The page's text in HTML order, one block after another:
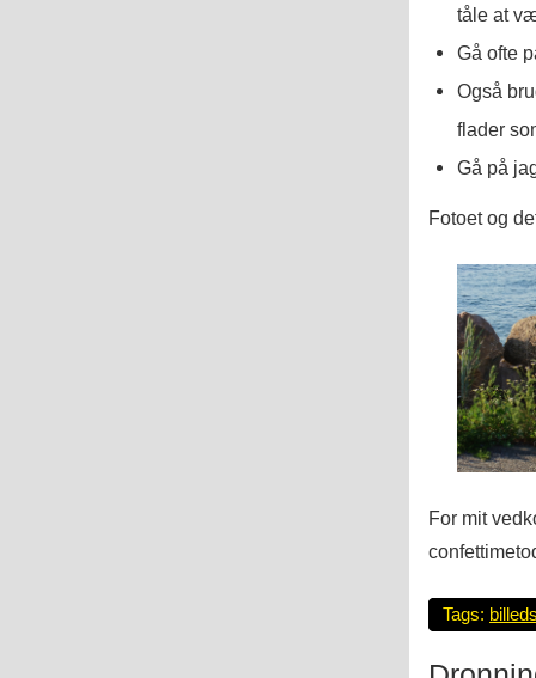
tåle at
Gå ofte
Også
flader
Gå på
Fotoet og
For mit
Tags: